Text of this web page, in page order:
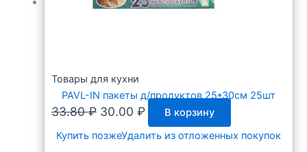
Товары для кухни
PAVL-IN пакеты д/продуктов 25*30см 25шт
33.80₽ Первоначальная
составляла
30.00 ₽Текущая
цена:
30.00 ₽.
В корзину
Купить позжеУдалить из отложенных покупок